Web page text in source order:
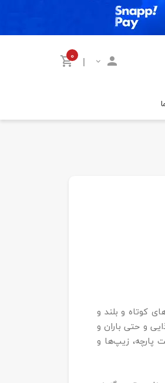
| ۰
کوتاه و بلند و
و حتی باران و
پارچه، زیپ‌ها و